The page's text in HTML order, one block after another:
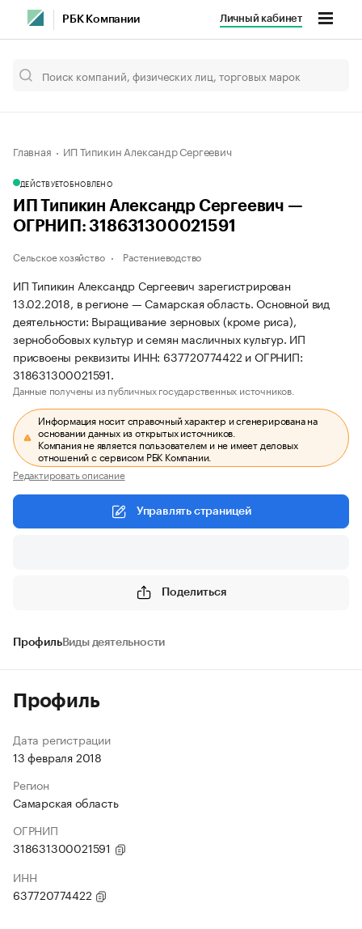
РБК Компании Личный кабинет
Главная ИП Типикин Александр Сергеевич
ДЕЙСТВУЕТОБНОВЛЕНО
ИП Типикин Александр Сергеевич —
ОГРНИП: 318631300021591
Сельское хозяйство Растениеводство
ИП Типикин Александр Сергеевич зарегистрирован
13.02.2018, в регионе — Самарская область. Основной вид
деятельности: Выращивание зерновых (кроме риса),
зернобобовых культур и семян масличных культур. ИП
присвоены реквизиты ИНН: 637720774422 и ОГРНИП:
318631300021591.
Данные получены из публичных государственных источников.
Информация носит справочный характер и сгенерирована на
основании данных из открытых источников.
Компания не является пользователем и не имеет деловых
отношений с сервисом РБК Компании.
Редактировать описание
Управлять страницей
Поделиться
ПрофильВиды деятельности
Профиль
Дата регистрации
13 февраля 2018
Регион
Самарская область
ОГРНИП
318631300021591
ИНН
637720774422